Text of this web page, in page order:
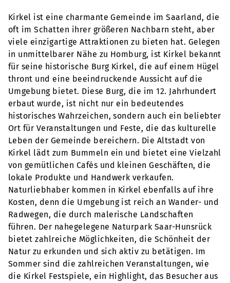
Kirkel ist eine charmante Gemeinde im Saarland, die
oft im Schatten ihrer größeren Nachbarn steht, aber
viele einzigartige Attraktionen zu bieten hat. Gelegen
in unmittelbarer Nähe zu Homburg, ist Kirkel bekannt
für seine historische Burg Kirkel, die auf einem Hügel
thront und eine beeindruckende Aussicht auf die
Umgebung bietet. Diese Burg, die im 12. Jahrhundert
erbaut wurde, ist nicht nur ein bedeutendes
historisches Wahrzeichen, sondern auch ein beliebter
Ort für Veranstaltungen und Feste, die das kulturelle
Leben der Gemeinde bereichern. Die Altstadt von
Kirkel lädt zum Bummeln ein und bietet eine Vielzahl
von gemütlichen Cafés und kleinen Geschäften, die
lokale Produkte und Handwerk verkaufen.
Naturliebhaber kommen in Kirkel ebenfalls auf ihre
Kosten, denn die Umgebung ist reich an Wander- und
Radwegen, die durch malerische Landschaften
führen. Der nahegelegene Naturpark Saar-Hunsrück
bietet zahlreiche Möglichkeiten, die Schönheit der
Natur zu erkunden und sich aktiv zu betätigen. Im
Sommer sind die zahlreichen Veranstaltungen, wie
die Kirkel Festspiele, ein Highlight, das Besucher aus